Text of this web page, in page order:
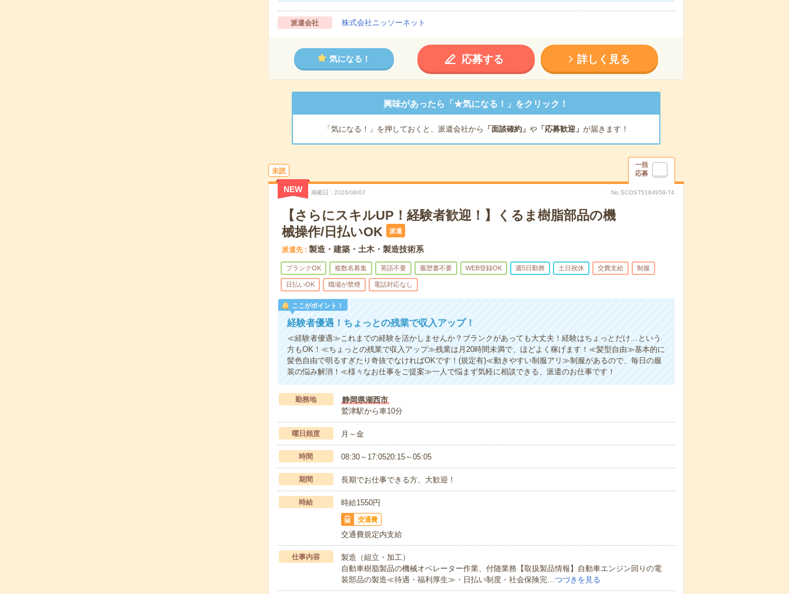
派遣会社 株式会社ニッソーネット
気になる！ 応募する 詳しく見る
興味があったら「★気になる！」をクリック！
「気になる！」を押しておくと、派遣会社から 「面談確約」 や「応募歓迎」 が届きます！
未読
一括
応募
NEW 掲載日 2026/08/07 No.SCOST5164959-T4
【さらにスキルUP！経験者歓迎！】くるま樹脂部品の機
械操作/日払いOK
派遣
派遣先 製造・建築・土木・製造技術系
ブランクOK 複数名募集 英語不要 履歴書不要 WEB登録OK 週5日勤務 土日祝休 交費支給 制服
日払いOK 職場が禁煙 電話対応なし
ここがポイント！
経験者優遇！ちょっとの残業で収入アップ！
≪経験者優遇≫これまでの経験を活かしませんか？ブランクがあっても大丈夫！経験はちょっとだけ…という
方もOK！≪ちょっとの残業で収入アップ≫残業は月20時間未満で、ほどよく稼げます！≪髪型自由≫基本的に
髪色自由で明るすぎたり奇抜でなければOKです！(規定有)≪動きやすい制服アリ≫制服があるので、毎日の服
装の悩み解消！≪様々なお仕事をご提案≫一人で悩まず気軽に相談できる、派遣のお仕事です！
勤務地
静岡県湖西市
鷲津駅から車10分
曜日頻度 月～金
時間 08:30～17:0520:15～05:05
期間 長期でお仕事できる方、大歓迎！
時給 時給1550円
交通費
交通費規定内支給
仕事内容
製造（組立・加工）
自動車樹脂製品の機械オペレーター作業、付随業務【取扱製品情報】自動車エンジン回りの電
装部品の製造≪待遇・福利厚生≫・日払い制度・社会保険完…つづきを見る